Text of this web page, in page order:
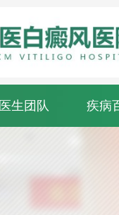
医生团队 疾病